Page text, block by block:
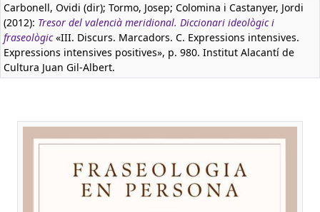
Carbonell, Ovidi (dir); Tormo, Josep; Colomina i Castanyer, Jordi
(2012): Tresor del valencià meridional. Diccionari ideològic i
fraseològic«III. Discurs. Marcadors. C. Expressions intensives.
Expressions intensives positives», p. 980. Institut Alacantí de
Cultura Juan Gil-Albert.